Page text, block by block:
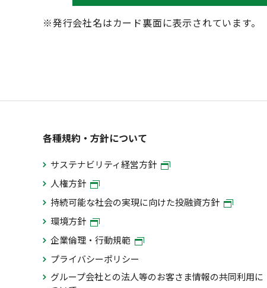
※発行会社名はカード裏面に表示されています。
各種規約・方針について
サステナビリティ経営方針
人権方針
持続可能な社会の実現に向けた投融資方針
環境方針
企業倫理・行動規範
プライバシーポリシー
グループ会社との法人等のお客さま情報の共同利用に